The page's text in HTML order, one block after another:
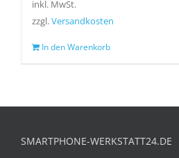
inkl. MwSt.
zzgl.Versandkosten
In den Warenkorb
SMARTPHONE-WERKSTATT24.DE